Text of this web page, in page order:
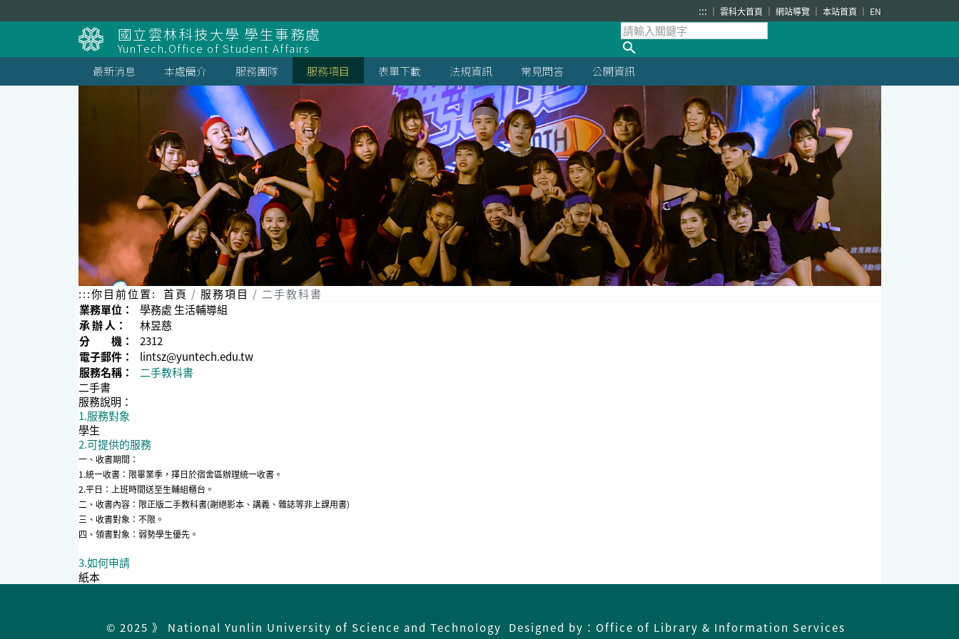
到
主
要
內
容
::: 雲科大首頁 網站導覽 本站首頁 EN
國立雲林科技大學 學生事務處
YunTech.Office of Student Affairs
最新消息
本處簡介 服務團隊 服務項目 表單下載 法規資訊 常見問答 公開資訊
:::你目前位置: 首頁 服務項目
二手教科書
業務單位：
學務處 生活輔導組
承 辦 人：
林昱慈
分 機：
2312
電子郵件：
lintsz@yuntech.edu.tw
服務名稱：
二手教科書
二手書
服務說明：
1.服務對象
學生
2.可提供的服務
一、收書期間：
1.統一收書：限畢業季，擇日於宿舍區辦理統一收書。
2.平日：上班時間送至生輔組櫃台。
二、收書內容：限正版二手教科書(謝絕影本、講義、雜誌等非上課用書)
三、收書對象：不限。
四、領書對象：弱勢學生優先。
3.如何申請
紙本
© 2025 》 National Yunlin University of Science and Technology Designed by：Office of Library & Information Services